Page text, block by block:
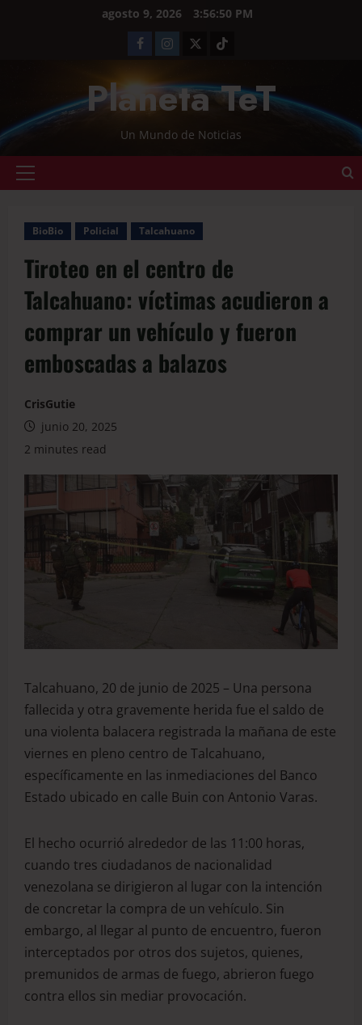
agosto 9, 2026 3:56:52 PM
Planeta TeT
Un Mundo de Noticias
BioBio Policial Talcahuano
Tiroteo en el centro de
Talcahuano: víctimas acudieron a
comprar un vehículo y fueron
emboscadas a balazos
CrisGutie
junio 20, 2025
2 minutes read
Talcahuano, 20 de junio de 2025 – Una persona
fallecida y otra gravemente herida fue el saldo de
una violenta balacera registrada la mañana de este
viernes en pleno centro de Talcahuano,
específicamente en las inmediaciones del Banco
Estado ubicado en calle Buin con Antonio Varas.
El hecho ocurrió alrededor de las 11:00 horas,
cuando tres ciudadanos de nacionalidad
venezolana se dirigieron al lugar con la intención
de concretar la compra de un vehículo. Sin
embargo, al llegar al punto de encuentro, fueron
interceptados por otros dos sujetos, quienes,
premunidos de armas de fuego, abrieron fuego
contra ellos sin mediar provocación.